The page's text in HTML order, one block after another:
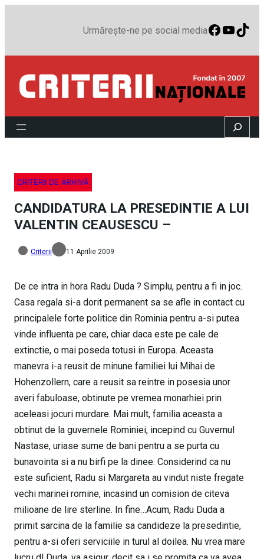
Urmărește-ne pe social media
Search
CRITERII DE ARHIVĂ
CANDIDATURA LA PRESEDINTIE A LUI
VALENTIN CEAUSESCU –
Criterii 11 Aprilie 2009
De ce intra in hora Radu Duda ? Simplu, pentru a fi in joc.
Casa regala si-a dorit permanent sa se afle in contact cu
principalele forte politice din Rominia pentru a-si putea
vinde influenta pe care, chiar daca este pe cale de
extinctie, o mai poseda totusi in Europa. Aceasta
manevra i-a reusit de minune familiei lui Mihai de
Hohenzollern, care a reusit sa reintre in posesia unor
averi fabuloase, obtinute pe vremea monarhiei prin
aceleasi jocuri murdare. Mai mult, familia aceasta a
obtinut de la guvernele Rominiei, incepind cu Guvernul
Nastase, uriase sume de bani pentru a se purta cu
bunavointa si a nu birfi pe la dinee. Considerind ca nu
este suficient, Radu si Margareta au vindut niste fregate
vechi marinei romine, incasind un comision de citeva
milioane de lire sterline. In fine…Acum, Radu Duda a
primit sarcina de la familie sa candideze la presedintie,
pentru a-si oferi serviciile in turul al doilea. Nu vrea mare